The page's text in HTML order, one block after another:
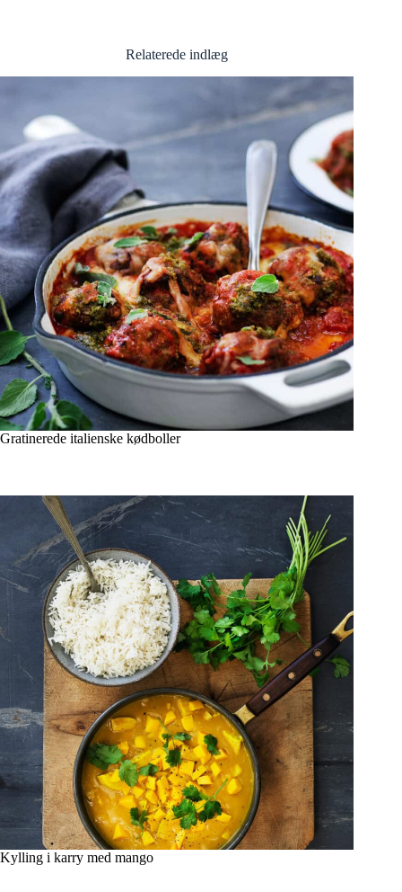
Relaterede indlæg
Gratinerede italienske kødboller
Kylling i karry med mango